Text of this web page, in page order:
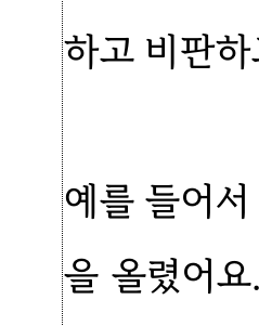
하고 비판
예를 들어
을 올렸어